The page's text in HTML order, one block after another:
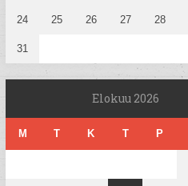
24 25 26 27 28
31
Elokuu 2026
M T K T P